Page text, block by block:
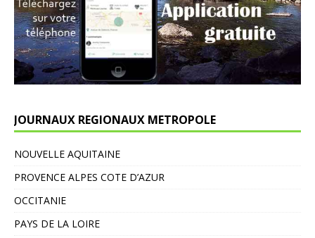
JOURNAUX REGIONAUX METROPOLE
NOUVELLE AQUITAINE
PROVENCE ALPES COTE D’AZUR
OCCITANIE
PAYS DE LA LOIRE